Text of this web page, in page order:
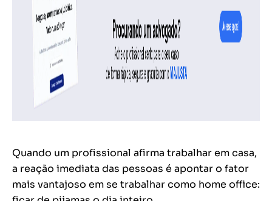
Quando um profissional afirma trabalhar em casa,
a reação imediata das pessoas é apontar o fator
mais vantajoso em se trabalhar como home office: